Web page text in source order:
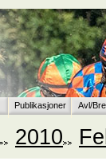
Publikasjoner Avl/
2010